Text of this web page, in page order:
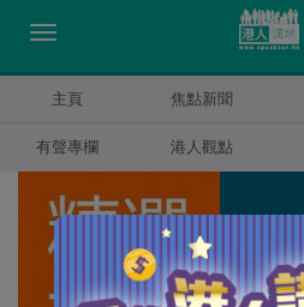
主頁 焦點新聞
有聲專欄 港人觀點